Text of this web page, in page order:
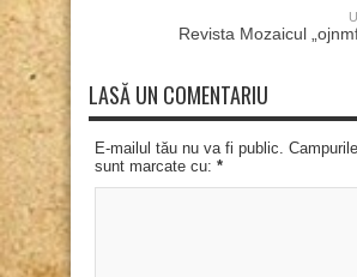
Revista Mozaicul
LASĂ UN COMENTARIU
E-mailul tău nu va fi public.
sunt marcate cu: *